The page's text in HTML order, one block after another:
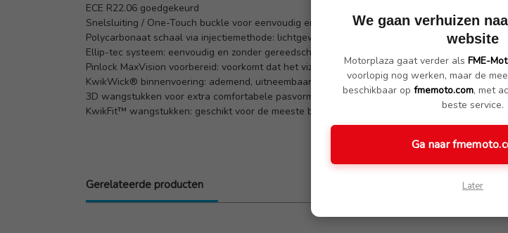
ECE R22.06 goedgekeurd
Snelsluiting / One-Touch buckle voor eenvoudig en veilig vastmaken
Polycarbonaat schaal via injectiemethode: lichtgewicht en stevig
Ellip-tec systeem: eenvoudig en zonder gereedschap het vizier wisselen.
Pinlock MaxVision voorbereid: voorkomt dat het vizier beslaat, voor helder zicht onder alle
KwikWick® binnenvoering: ademend, uitneembaar en wasbaar
3D wangstukken voor extra comfortabele pasvorm
KwikFit™ wangstukken: geschikt voor de meeste brilmonturen
Gerelateerde producten
We gaan verhuizen
website
Motorplaza gaat verder als FME-
voorlopig nog werken, maar de
beschikbaar op fmemoto.com, met
beste service.
Ga naar
Later